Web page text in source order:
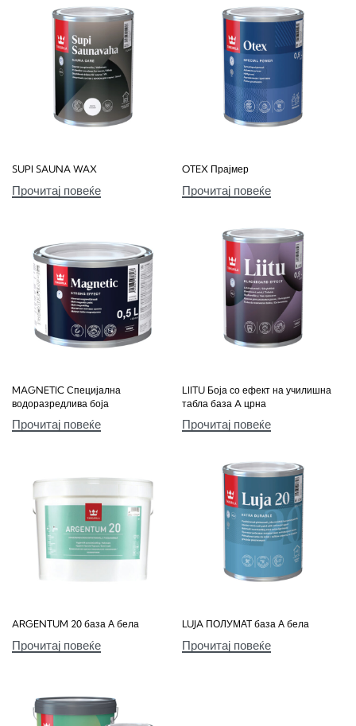
SUPI SAUNA WAX
Прочитај повеќе
OTEX Прајмер
Прочитај повеќе
MAGNETIC Специјална
водоразредлива боја
Прочитај повеќе
LIITU Боја со ефект на училишна
табла база A црна
Прочитај повеќе
ARGENTUM 20 база А бела
Прочитај повеќе
LUJA ПОЛУМАТ база А бела
Прочитај повеќе